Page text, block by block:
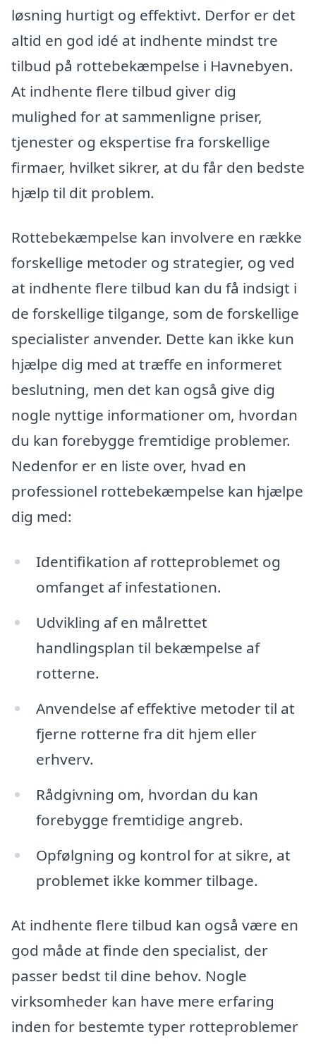
løsning hurtigt og effektivt. Derfor er det
altid en god idé at indhente mindst tre
tilbud på rottebekæmpelse i Havnebyen.
At indhente flere tilbud giver dig
mulighed for at sammenligne priser,
tjenester og ekspertise fra forskellige
firmaer, hvilket sikrer, at du får den bedste
hjælp til dit problem.
Rottebekæmpelse kan involvere en række
forskellige metoder og strategier, og ved
at indhente flere tilbud kan du få indsigt i
de forskellige tilgange, som de forskellige
specialister anvender. Dette kan ikke kun
hjælpe dig med at træffe en informeret
beslutning, men det kan også give dig
nogle nyttige informationer om, hvordan
du kan forebygge fremtidige problemer.
Nedenfor er en liste over, hvad en
professionel rottebekæmpelse kan hjælpe
dig med:
Identifikation af rotteproblemet og
omfanget af infestationen.
Udvikling af en målrettet
handlingsplan til bekæmpelse af
rotterne.
Anvendelse af effektive metoder til at
fjerne rotterne fra dit hjem eller
erhverv.
Rådgivning om, hvordan du kan
forebygge fremtidige angreb.
Opfølgning og kontrol for at sikre, at
problemet ikke kommer tilbage.
At indhente flere tilbud kan også være en
god måde at finde den specialist, der
passer bedst til dine behov. Nogle
virksomheder kan have mere erfaring
inden for bestemte typer rotteproblemer